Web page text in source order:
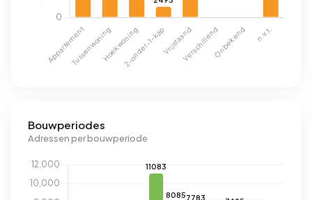
Bouwperiodes
Adressen per bouwperiode